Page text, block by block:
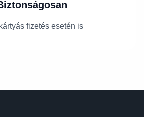
fizetés esetén is